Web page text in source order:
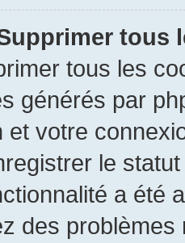
tous
tous les
générés par
et votre
le
a été
des